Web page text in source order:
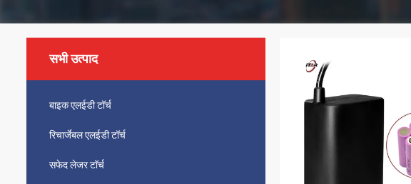
सभी उत्पाद
बाइक एलईडी टॉर्च
रिचार्जेबल एलईडी टॉर्च
सफेद लेजर टॉर्च